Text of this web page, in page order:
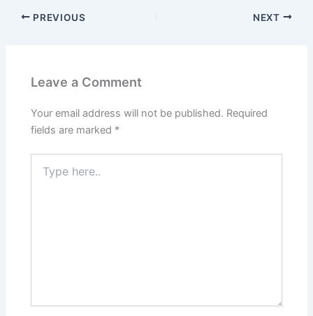
PREVIOUS NEXT
Leave a Comment
Your email address will not be published. Required
fields are marked *
here..